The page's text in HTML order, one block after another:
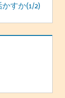
すか(1/2)